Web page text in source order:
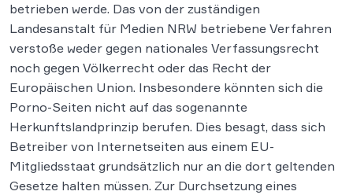
betrieben werde. Das von der zuständigen
Landesanstalt für Medien NRW betriebene Verfahren
verstoße weder gegen nationales Verfassungsrecht
noch gegen Völkerrecht oder das Recht der
Europäischen Union. Insbesondere könnten sich die
Porno-Seiten nicht auf das sogenannte
Herkunftslandprinzip berufen. Dies besagt, dass sich
Betreiber von Internetseiten aus einem EU-
Mitgliedsstaat grundsätzlich nur an die dort geltenden
Gesetze halten müssen. Zur Durchsetzung eines